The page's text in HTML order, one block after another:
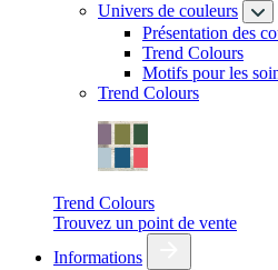
Univers de couleurs
Présentation des
Trend Colours
Motifs pour les
Trend Colours
Trend Colours
Trouvez un point de vente
Informations